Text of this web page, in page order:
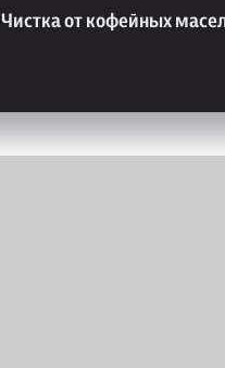
Чистка от кофейных